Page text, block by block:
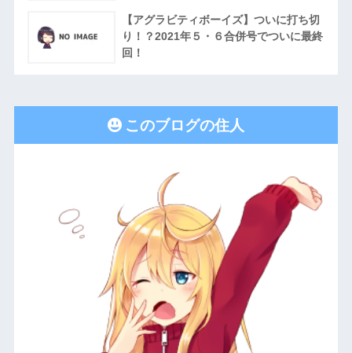
【アグラビティボーイズ】ついに打ち切
り！？2021年５・６合併号でついに最終
回！
このブログの住人